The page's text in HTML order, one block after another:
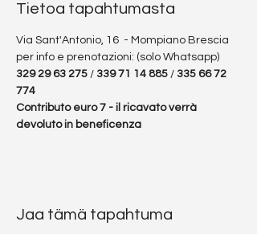
Tietoa tapahtumasta
Via Sant'Antonio, 16  - Mompiano Brescia
per info e prenotazioni: (solo Whatsapp)
329 29 63 275 / 339 71 14 885 / 335 66 72
774
Contributo euro 7 - il ricavato verrà
devoluto in beneficenza
Jaa tämä tapahtuma